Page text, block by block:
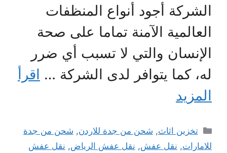
الشركة أجود أنواع المنظفات
العالمية الآمنة تماما على صحة
الإنسان والتي لا تسبب أي ضرر
له، كما يتوافر لدى الشركة … اقرأ
المزيد
التصنيفات
تخزين اثاث, شحن من جدة للاردن, شحن من جدة
للامارات, نقل عفش, نقل عفش الرياض, نقل عفش